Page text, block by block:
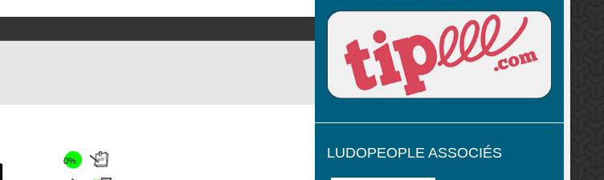
0% LUDOPEOPLE ASSOCIÉS